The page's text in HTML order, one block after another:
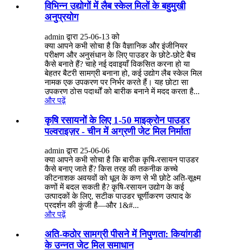
विभिन्न उद्योगों में लैब स्केल मिलों के बहुमुखी
अनुप्रयोग
admin द्वारा 25-06-13 को
क्या आपने कभी सोचा है कि वैज्ञानिक और इंजीनियर
परीक्षण और अनुसंधान के लिए पाउडर के छोटे-छोटे बैच
कैसे बनाते हैं? चाहे नई दवाइयाँ विकसित करना हो या
बेहतर बैटरी सामग्री बनाना हो, कई उद्योग लैब स्केल मिल
नामक एक उपकरण पर निर्भर करते हैं। यह छोटा सा
उपकरण ठोस पदार्थों को बारीक बनाने में मदद करता है...
और पढ़ें
कृषि रसायनों के लिए 1-50 माइक्रोन पाउडर
पल्वराइज़र - चीन में अग्रणी जेट मिल निर्माता
admin द्वारा 25-06-06
क्या आपने कभी सोचा है कि बारीक कृषि-रसायन पाउडर
कैसे बनाए जाते हैं? किस तरह की तकनीक कच्चे
कीटनाशक अवयवों को धूल के कण से भी छोटे अति-सूक्ष्म
कणों में बदल सकती है? कृषि-रसायन उद्योग के कई
उत्पादकों के लिए, सटीक पाउडर चूर्णीकरण उत्पाद के
प्रदर्शन की कुंजी है—और 1&#...
और पढ़ें
अति-कठोर सामग्री पीसने में निपुणता: कियांगडी
के उन्नत जेट मिल समाधान